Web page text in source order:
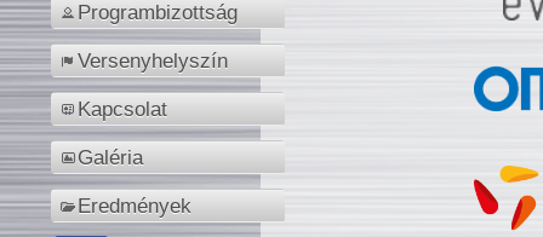
Programbizottság
Versenyhelyszín
Kapcsolat
Galéria
Eredmények